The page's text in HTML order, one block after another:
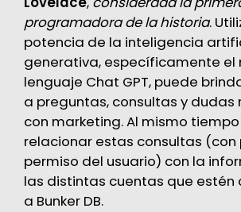
programadora de la historia.
potencia de la inteligencia
generativa, específicamente el
lenguaje Chat GPT, puede
a preguntas, consultas y
con marketing. Al mismo
relacionar estas consultas (con
permiso del usuario) con la
las distintas cuentas que
a Bunker DB.